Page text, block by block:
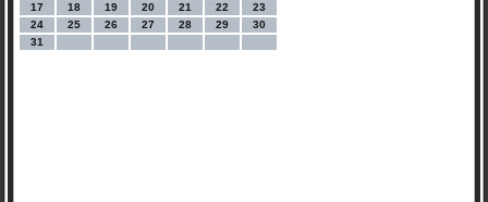
17
18 19 20 21 22
23
24
25 26 27 28 29
30
31